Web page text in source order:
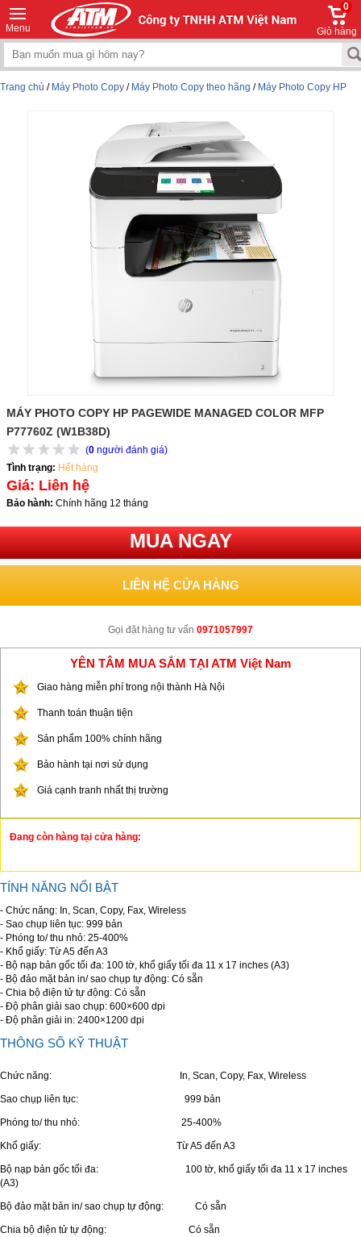
Menu
0
Giỏ hàng
Trang chủ / Máy Photo Copy / Máy Photo Copy theo hãng / Máy Photo Copy HP
MÁY PHOTO COPY HP PAGEWIDE MANAGED COLOR MFP
P77760Z (W1B38D)
(0 người đánh giá)
Tình trạng: Hết hàng
Giá: Liên hệ
Bảo hành: Chính hãng 12 tháng
MUA NGAY
LIÊN HỆ CỬA HÀNG
Gọi đặt hàng tư vấn 0971057997
YÊN TÂM MUA SẮM TẠI ATM Việt Nam
Giao hàng miễn phí trong nội thành Hà Nội
Thanh toán thuận tiện
Sản phẩm 100% chính hãng
Bảo hành tại nơi sử dụng
Giá cạnh tranh nhất thị trường
Đang còn hàng tại cửa hàng:
TÍNH NĂNG NỔI BẬT
- Chức năng: In, Scan, Copy, Fax, Wireless
- Sao chụp liên tục: 999 bản
- Phóng to/ thu nhỏ: 25-400%
- Khổ giấy: Từ A5 đến A3
- Bộ nạp bản gốc tối đa: 100 tờ, khổ giấy tối đa 11 x 17 inches (A3)
- Bộ đảo mặt bản in/ sao chụp tự động: Có sẵn
- Chia bộ điện tử tự động: Có sẵn
- Độ phân giải sao chụp: 600×600 dpi
- Độ phân giải in: 2400×1200 dpi
THÔNG SỐ KỸ THUẬT
Chức năng: In, Scan, Copy, Fax, Wireless
Sao chụp liên tục: 999 bản
Phóng to/ thu nhỏ: 25-400%
Khổ giấy: Từ A5 đến A3
Bộ nạp bản gốc tối đa: 100 tờ, khổ giấy tối đa 11 x 17 inches
(A3)
Bộ đảo mặt bản in/ sao chụp tự động: Có sẵn
Chia bộ điện tử tự động: Có sẵn